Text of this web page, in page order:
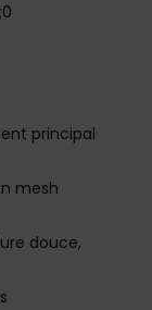
principal
mesh
douce,